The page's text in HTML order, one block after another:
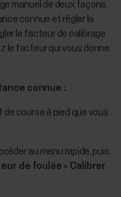
manuel de deux façons.
connue et régler la
le facteur de calibrage
le facteur qui vous donne
connue :
course à pied que vous
au menu rapide, puis
de foulée > Calibrer